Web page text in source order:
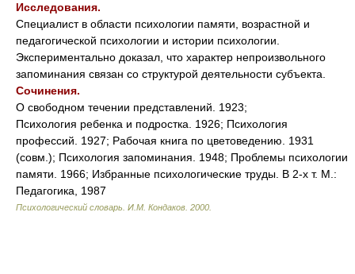
Исследования.
Специалист в области психологии памяти, возрастной и
педагогической психологии и истории психологии.
Экспериментально доказал, что характер непроизвольного
запоминания связан со структурой деятельности субъекта.
Сочинения.
О свободном течении представлений. 1923;
Психология ребенка и подростка. 1926; Психология
профессий. 1927; Рабочая книга по цветоведению. 1931
(совм.); Психология запоминания. 1948; Проблемы психологии
памяти. 1966; Избранные психологические труды. В 2-х т. М.:
Педагогика, 1987
Психологический словарь И.М. Кондаков 2000